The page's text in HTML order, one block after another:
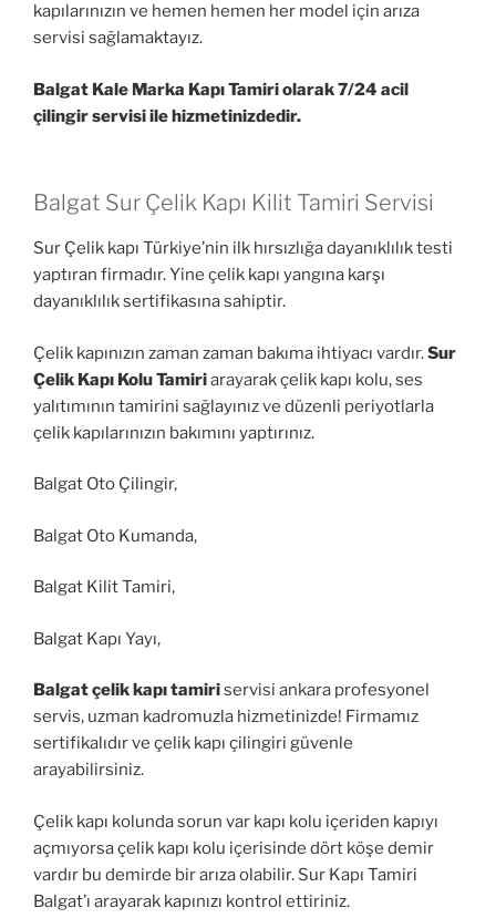
kapılarınızın ve hemen hemen her model için arıza
servisi sağlamaktayız.
Balgat Kale Marka Kapı Tamiri olarak 7/24 acil
çilingir servisi ile hizmetinizdedir.
Balgat Sur Çelik Kapı Kilit Tamiri Servisi
Sur Çelik kapı Türkiye’nin ilk hırsızlığa dayanıklılık testi
yaptıran firmadır. Yine çelik kapı yangına karşı
dayanıklılık sertifikasına sahiptir.
Çelik kapınızın zaman zaman bakıma ihtiyacı vardır.Sur
Çelik Kapı Kolu Tamiriarayarak çelik kapı kolu, ses
yalıtımının tamirini sağlayınız ve düzenli periyotlarla
çelik kapılarınızın bakımını yaptırınız.
Balgat Oto Çilingir,
Balgat Oto Kumanda,
Balgat Kilit Tamiri,
Balgat Kapı Yayı,
Balgat çelik kapı tamiriservisi ankara profesyonel
servis, uzman kadromuzla hizmetinizde! Firmamız
sertifikalıdır ve çelik kapı çilingiri güvenle
arayabilirsiniz.
Çelik kapı kolunda sorun var kapı kolu içeriden kapıyı
açmıyorsa çelik kapı kolu içerisinde dört köşe demir
vardır bu demirde bir arıza olabilir. Sur Kapı Tamiri
Balgat’ı arayarak kapınızı kontrol ettiriniz.